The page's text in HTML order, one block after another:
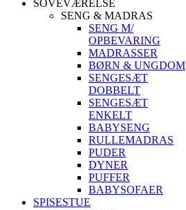
SOVEVÆRELSE
SENG & MADRAS
SENG M/
OPBEVARING
MADRASSER
BØRN & UNGDOM
SENGESÆT
DOBBELT
SENGESÆT
ENKELT
BABYSENG
RULLEMADRAS
PUDER
DYNER
PUFFER
BABYSOFAER
SPISESTUE